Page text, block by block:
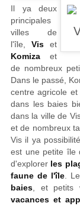
Il ya deux
principales
villes de
l'île, Vis et
Komiza et
de nombreux
Dans le passé,
centre agricole
dans les baies
dans la ville de
et de nombreux
Vis il ya
est une petite île
d'explorer les
faune de l'île.
baies , et petits
vacances et